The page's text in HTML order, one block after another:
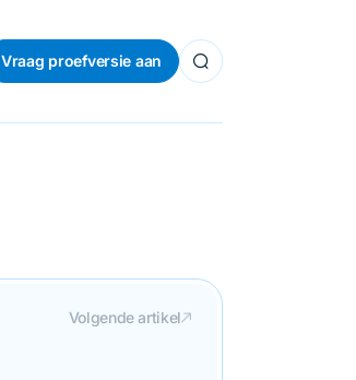
Vraag proefversie aan
Volgende artikel